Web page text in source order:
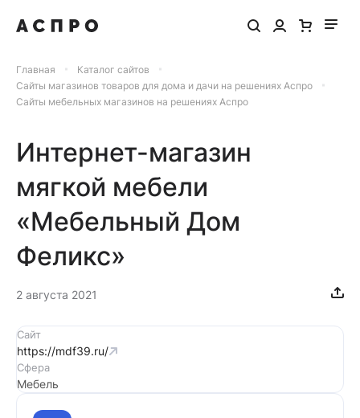
Главная
Каталог сайтов
Сайты магазинов товаров для дома и дачи на решениях Аспро
Сайты мебельных магазинов на решениях Аспро
Интернет-магазин
мягкой мебели
«Мебельный Дом
Феликс»
2 августа 2021
Сайт
https://mdf39.ru/
Сфера
Мебель